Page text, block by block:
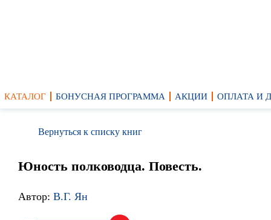
КАТАЛОГ БОНУСНАЯ ПРОГРАММА АКЦИИ ОПЛАТА И
Вернуться к списку книг
Юность полководца. Повесть.
Автор: В.Г. Ян